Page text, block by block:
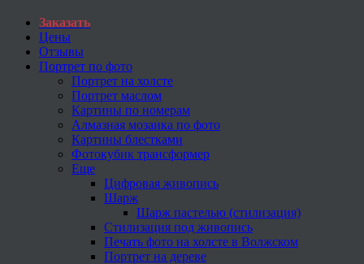
Заказать
Цены
Отзывы
Портрет по фото
Портрет на холсте
Портрет маслом
Картины по номерам
Алмазная мозаика по фото
Картины блестками
Фотокубик трансформер
Еще
Цифровая живопись
Шарж
Шарж пастелью (стилизация)
Стилизация под живопись
Печать фото на холсте в Волжском
Портрет на дереве